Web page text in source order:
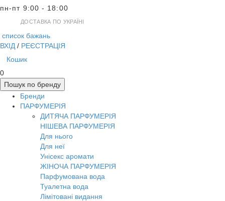
пн-пт 9:00 - 18:00
ДОСТАВКА ПО УКРАЇНІ
список бажань
ВХІД / РЕЄСТРАЦІЯ
Кошик
0
Пошук по бренду
Бренди
ПАРФУМЕРІЯ
ДИТЯЧА ПАРФУМЕРІЯ
НІШЕВА ПАРФУМЕРІЯ
Для нього
Для неї
Унісекс аромати
ЖІНОЧА ПАРФУМЕРІЯ
Парфумована вода
Туалетна вода
Лімітовані видання